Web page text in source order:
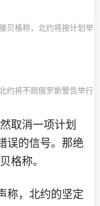
贝格称，北约将按计划举
约将不顾俄罗斯警告举行
取消一项计划
误的信号。那绝
格称。
称，北约的坚定